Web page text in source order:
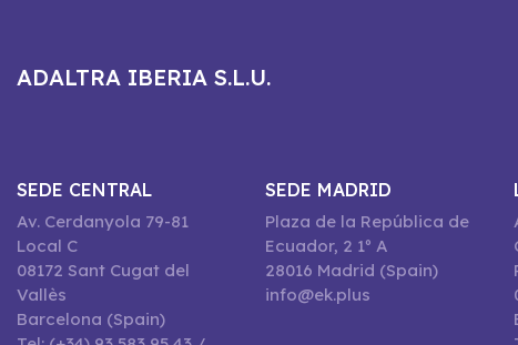
ADALTRA IBERIA S.L.U.
SEDE CENTRAL
Av. Cerdanyola 79-81
Local C
08172 Sant Cugat del
Vallès
Barcelona (Spain)
SEDE MADRID
Plaza de la República de
Ecuador, 2 1º A
28016 Madrid (Spain)
info@ek.plus